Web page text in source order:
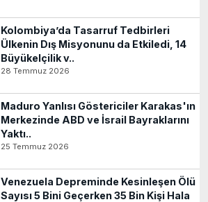
Kolombiya’da Tasarruf Tedbirleri
Ülkenin Dış Misyonunu da Etkiledi, 14
Büyükelçilik v..
28 Temmuz 2026
Maduro Yanlısı Göstericiler Karakas'ın
Merkezinde ABD ve İsrail Bayraklarını
Yaktı..
25 Temmuz 2026
Venezuela Depreminde Kesinleşen Ölü
Sayısı 5 Bini Geçerken 35 Bin Kişi Hala